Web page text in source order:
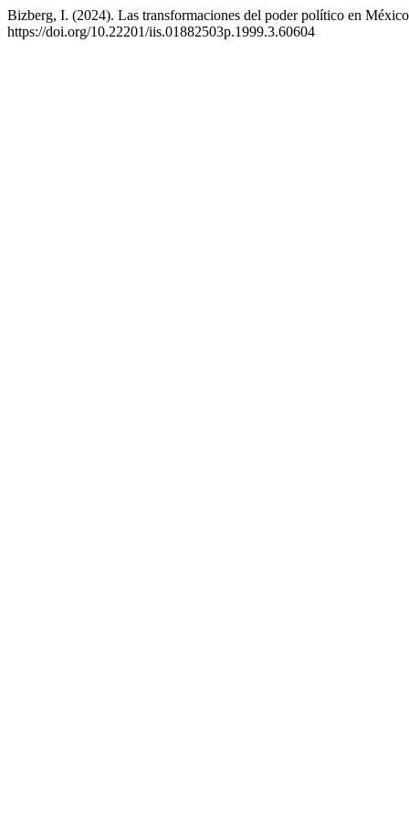
Bizberg, I. (2024). Las transformaciones del poder político en
https://doi.org/10.22201/iis.01882503p.1999.3.60604